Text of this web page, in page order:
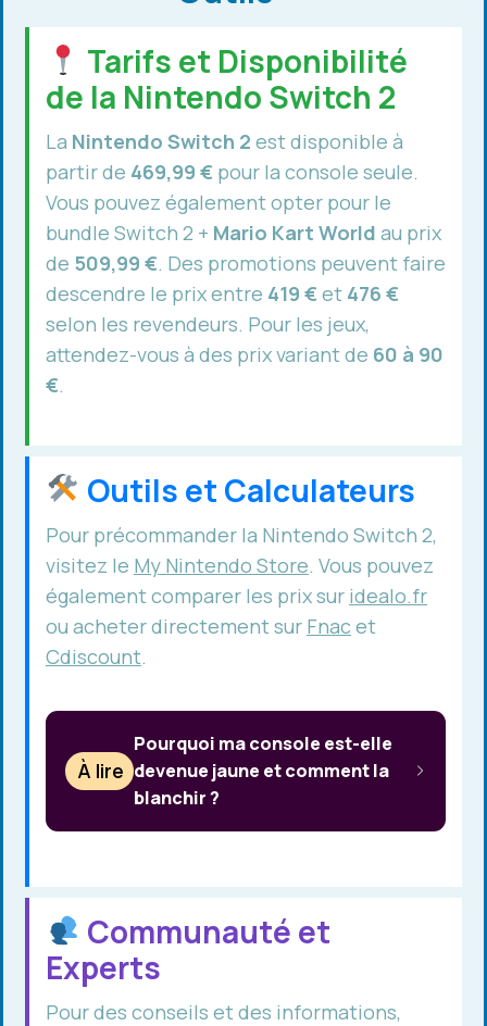
Tarifs et Disponibilité
de la Nintendo Switch 2
La Nintendo Switch 2 est disponible à
partir de 469,99 € pour la console seule.
Vous pouvez également opter pour le
bundle Switch 2 + Mario Kart World au prix
de 509,99 €. Des promotions peuvent faire
descendre le prix entre 419 € et 476 €
selon les revendeurs. Pour les jeux,
attendez-vous à des prix variant de 60 à 90
€.
Outils et Calculateurs
Pour précommander la Nintendo Switch 2,
visitez le My Nintendo Store. Vous pouvez
également comparer les prix sur idealo.fr
ou acheter directement sur Fnac et
Cdiscount.
À lire
Pourquoi ma console est-elle
devenue jaune et comment la
blanchir ?
Communauté et
Experts
Pour des conseils et des informations,